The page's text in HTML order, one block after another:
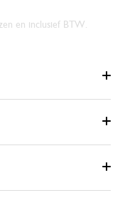
en inclusief BTW.